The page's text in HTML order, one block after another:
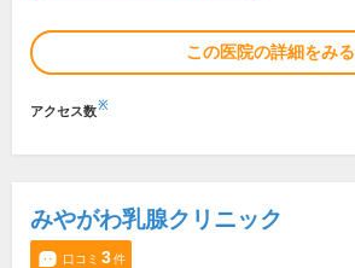
この医院の詳細をみる
アクセス数※
みやがわ乳腺クリニック
口コミ 3件